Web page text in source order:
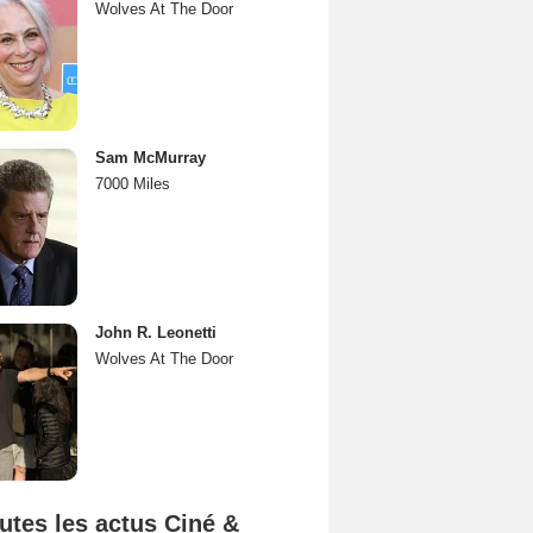
Wolves At The Door
Sam McMurray
7000 Miles
John R. Leonetti
Wolves At The Door
les actus Ciné &